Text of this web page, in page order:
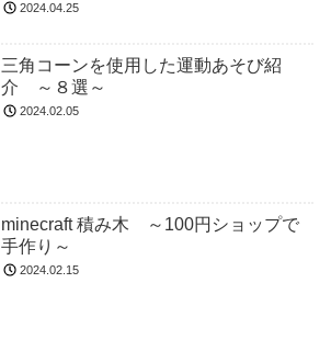
2024.04.25
三角コーンを使用した運動あそび紹
介 ～８選～
2024.02.05
minecraft 積み木 ～100円ショップで
手作り～
2024.02.15